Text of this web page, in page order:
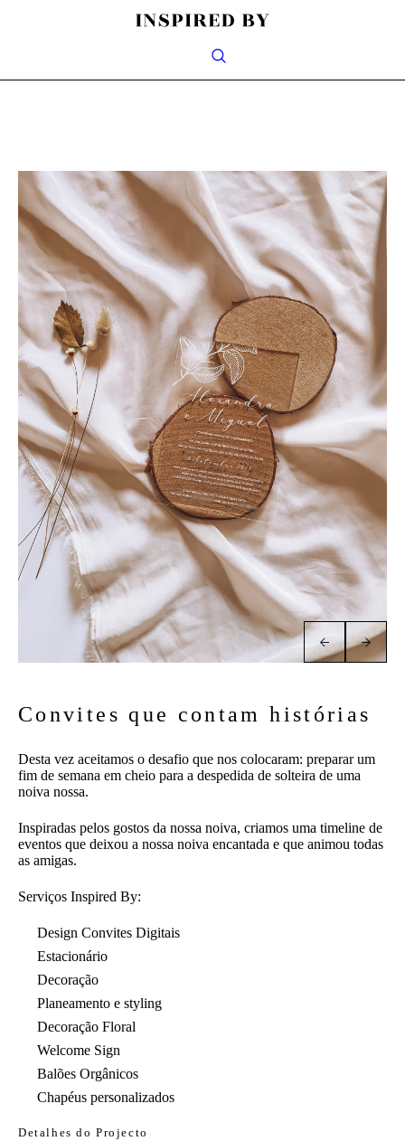
Convites que contam histórias
Desta vez aceitamos o desafio que nos colocaram: preparar um
fim de semana em cheio para a despedida de solteira de uma
noiva nossa.
Inspiradas pelos gostos da nossa noiva, criamos uma timeline de
eventos que deixou a nossa noiva encantada e que animou todas
as amigas.
Serviços Inspired By:
Design Convites Digitais
Estacionário
Decoração
Planeamento e styling
Decoração Floral
Welcome Sign
Balões Orgânicos
Chapéus personalizados
Detalhes do Projecto